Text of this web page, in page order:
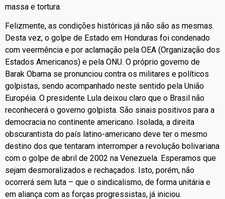
massa e tortura.
Felizmente, as condições históricas já não são as mesmas.
Desta vez, o golpe de Estado em Honduras foi condenado
com veermência e por aclamação pela OEA (Organização dos
Estados Americanos) e pela ONU. O próprio governo de
Barak Obama se pronunciou contra os militares e políticos
golpistas, sendo acompanhado neste sentido pela União
Européia. O presidente Lula deixou claro que o Brasil não
reconhecerá o governo golpista. São sinais positivos para a
democracia no continente americano. Isolada, a direita
obscurantista do país latino-americano deve ter o mesmo
destino dos que tentaram interromper a revolução bolivariana
com o golpe de abril de 2002 na Venezuela. Esperamos que
sejam desmoralizados e rechaçados. Isto, porém, não
ocorrerá sem luta – que o sindicalismo, de forma unitária e
em aliança com as forças progressistas, já iniciou.